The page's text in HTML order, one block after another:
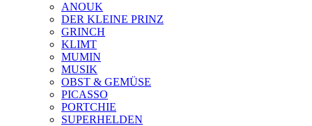
ANOUK
DER KLEINE PRINZ
GRINCH
KLIMT
MUMIN
MUSIK
OBST & GEMÜSE
PICASSO
PORTCHIE
SUPERHELDEN